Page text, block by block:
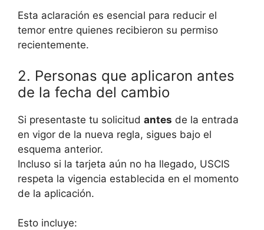
Esta aclaración es esencial para reducir el
temor entre quienes recibieron su permiso
recientemente.
2. Personas que aplicaron antes
de la fecha del cambio
Si presentaste tu solicitud antes de la entrada
en vigor de la nueva regla, sigues bajo el
esquema anterior.
Incluso si la tarjeta aún no ha llegado, USCIS
respeta la vigencia establecida en el momento
de la aplicación.
Esto incluye: